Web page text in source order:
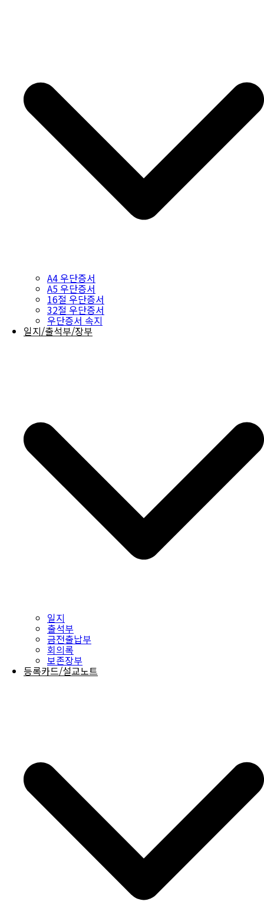
A4 우단증서
A5 우단증서
16절 우단증서
32절 우단증서
우단증서 속지
일지/출석부/장부
일지
출석부
금전출납부
회의록
보존장부
등록카드/설교노트